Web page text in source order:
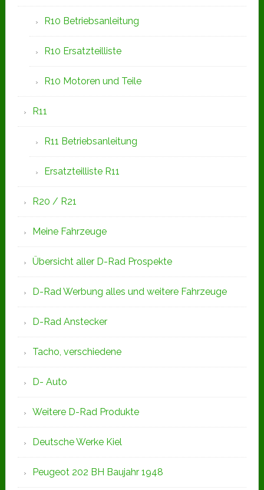
R10 Betriebsanleitung
R10 Ersatzteilliste
R10 Motoren und Teile
R11
R11 Betriebsanleitung
Ersatzteilliste R11
R20 / R21
Meine Fahrzeuge
Übersicht aller D-Rad Prospekte
D-Rad Werbung alles und weitere Fahrzeuge
D-Rad Anstecker
Tacho, verschiedene
D- Auto
Weitere D-Rad Produkte
Deutsche Werke Kiel
Peugeot 202 BH Baujahr 1948